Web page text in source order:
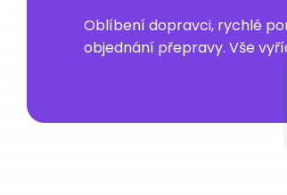
Oblíbení dopravci, rychlé
objednání přepravy. Vše